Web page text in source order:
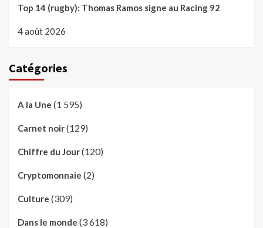
Top 14 (rugby): Thomas Ramos signe au Racing 92
4 août 2026
Catégories
A la Une (1 595)
Carnet noir(129)
Chiffre du Jour(120)
Cryptomonnaie (2)
Culture (309)
Dans le monde (3 618)